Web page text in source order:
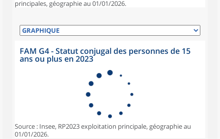
principales, géographie au 01/01/2026.
FAM G4 - Statut conjugal des personnes de 15
ans ou plus en 2023
Source : Insee, RP2023 exploitation principale, géographie au
01/01/2026.